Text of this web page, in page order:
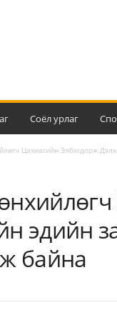
Соёл урлаг
Цахиагийн Элбэгдорж
эдийн
байна